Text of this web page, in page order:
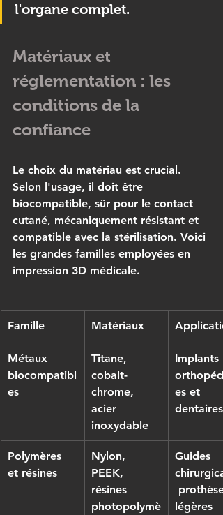
l'organe complet.
Matériaux et
réglementation : les
conditions de la
confiance
Le choix du matériau est crucial.
Selon l'usage, il doit être
biocompatible, sûr pour le contact
cutané, mécaniquement résistant et
compatible avec la stérilisation. Voici
les grandes familles employées en
impression 3D médicale.
Famille Matériaux
Métaux
biocompatibl
es
Titane,
cobalt-
chrome,
acier
inoxydable
Implants
es et
dentaires
Polymères
et résines
Nylon,
PEEK,
résines
photopolymè
Guides
légères